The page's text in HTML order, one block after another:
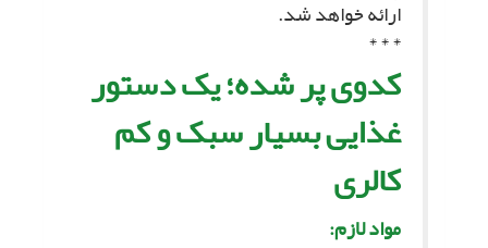
ارائه خواهد شد.
* * *
کدوى پر شده؛ یک دستور
غذایى بسیار سبک و کم
کالرى‏
مواد لازم: